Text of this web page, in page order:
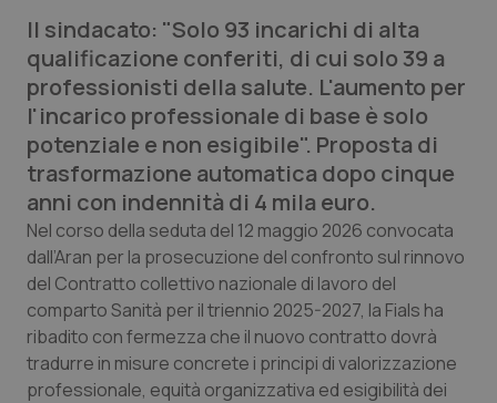
Edizioni Regionali
QS Pro
Professionisti Sanitari.AI
Abruzzo
Basilicata
Calabria
Campania
QS Pro Gold
Artrite & artrosi
Asma & BPCO
Car-T
QS Club Newsletter
Il sindacato: "Solo 93 incarichi di alta
qualificazione conferiti, di cui solo 39 a
professionisti della salute. L'aumento per
l'incarico professionale di base è solo
potenziale e non esigibile". Proposta di
trasformazione automatica dopo cinque
anni con indennità di 4 mila euro.
Nel corso della seduta del 12 maggio 2026 convocata
dall’Aran per la prosecuzione del confronto sul rinnovo
del Contratto collettivo nazionale di lavoro del
comparto Sanità per il triennio 2025-2027, la Fials ha
ribadito con fermezza che il nuovo contratto dovrà
tradurre in misure concrete i principi di valorizzazione
professionale, equità organizzativa ed esigibilità dei